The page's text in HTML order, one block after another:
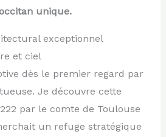
unique.
exceptionnel
et ciel
dès le premier regard par
Je découvre cette
par le comte de Toulouse
un refuge stratégique